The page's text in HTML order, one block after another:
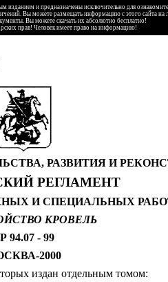
изданием и предназначены исключительно для
Вы можете размещать информацию с этого сайта
Вы можете скачать их абсолютно бесплатно!
прав! Человек имеет право на информацию!
РАЗВИТИЯ И
РЕГЛАМЕНТ
И СПЕЦИАЛЬНЫХ
КРОВЕЛЬ
94.07 - 99
2000
издан отдельным томом: